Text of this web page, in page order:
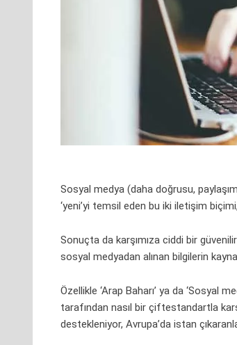
Sosyal medya (daha doğrusu,
‘yeni’yi temsil eden bu iki iletişim
Sonuçta da karşımıza ciddi bir
sosyal medyadan alınan bilgilerin
Özellikle ‘Arap Baharı’ ya da ‘Sosyal
tarafından nasıl bir çiftestandartla
destekleniyor, Avrupa’da istan